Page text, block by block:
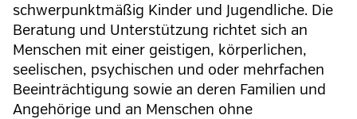
schwerpunktmäßig Kinder und Jugendliche. Die
Beratung und Unterstützung richtet sich an
Menschen mit einer geistigen, körperlichen,
seelischen, psychischen und oder mehrfachen
Beeinträchtigung sowie an deren Familien und
Angehörige und an Menschen ohne